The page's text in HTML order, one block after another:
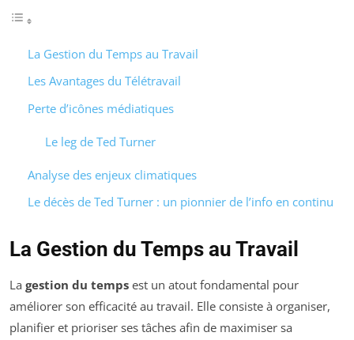
La Gestion du Temps au Travail
Les Avantages du Télétravail
Perte d’icônes médiatiques
Le leg de Ted Turner
Analyse des enjeux climatiques
Le décès de Ted Turner : un pionnier de l’info en continu
La Gestion du Temps au Travail
La gestion du temps est un atout fondamental pour
améliorer son efficacité au travail. Elle consiste à organiser,
planifier et prioriser ses tâches afin de maximiser sa